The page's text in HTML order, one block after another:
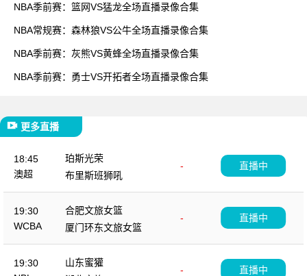
NBA季前赛：篮网VS猛龙全场直播录像合集
NBA常规赛：森林狼VS公牛全场直播录像合集
NBA季前赛：灰熊VS黄蜂全场直播录像合集
NBA季前赛：勇士VS开拓者全场直播录像合集
更多直播
18:45
澳超
珀斯光荣
-
布里斯班狮吼
直播中
19:30
WCBA
合肥文旅女篮
-
厦门环东文旅女篮
直播中
19:30
山东蜜獾
-
直播中